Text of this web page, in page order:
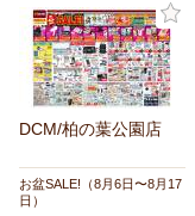
DCM/柏の葉公園店
お盆SALE!（8月6日〜8月17
日）